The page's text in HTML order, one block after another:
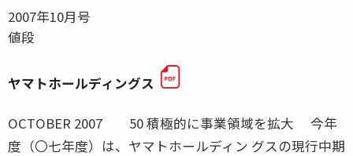
2007年10月号
値段
ヤマトホールディングス
OCTOBER 2007 50 積極的に事業領域を拡大 今年
度（〇七年度）は、ヤマトホールディン グスの現行中期